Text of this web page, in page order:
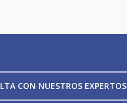
CON NUESTROS EXPERTOS